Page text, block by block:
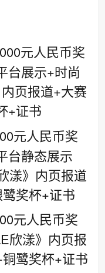
元人民币奖
台展示+时尚
页报道+大赛
+证书
元人民币奖
台静态展示
漾》内页报道
奖杯+证书
元人民币奖
欣漾》内页报
鹭奖杯+证书